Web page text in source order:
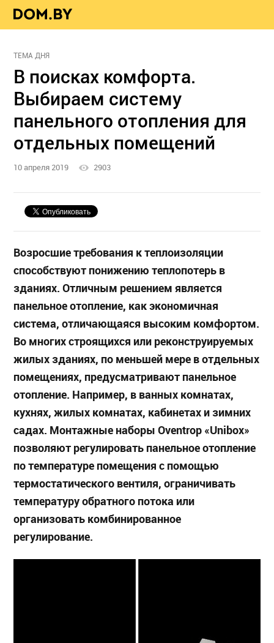
ТЕМА ДНЯ
В поисках комфорта.
Выбираем систему
панельного отопления для
отдельных помещений
10 апреля 2019 2903
Возросшие требования к теплоизоляции
способствуют понижению теплопотерь в
зданиях. Отличным решением является
панельное отопление, как экономичная
система, отличающаяся высоким комфортом.
Во многих строящихся или реконструируемых
жилых зданиях, по меньшей мере в отдельных
помещениях, предусматривают панельное
отопление. Например, в ванных комнатах,
кухнях, жилых комнатах, кабинетах и зимних
садах. Монтажные наборы Oventrop «Unibox»
позволяют регулировать панельное отопление
по температуре помещения с помощью
термостатического вентиля, ограничивать
температуру обратного потока или
организовать комбинированное
регулирование.